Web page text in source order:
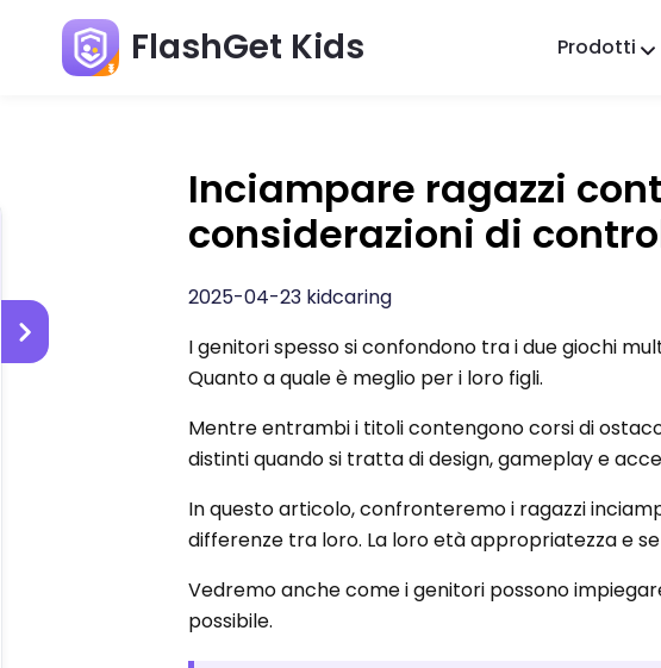
FlashGet Kids Prodotti
Inciampare ragazzi
considerazioni di
2025-04-23 kidcaring
I genitori spesso si confondono tra i due giochi
Quanto a quale è meglio per i loro figli.
Mentre entrambi i titoli contengono corsi di
distinti quando si tratta di design, gameplay e
In questo articolo, confronteremo i ragazzi
differenze tra loro. La loro età appropriatezza e
Vedremo anche come i genitori possono
possibile.